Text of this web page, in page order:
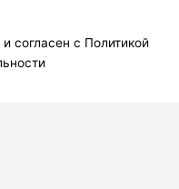
согласен с Политикой